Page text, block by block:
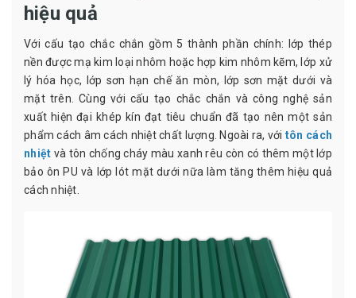
hiệu quả
Với cấu tạo chắc chắn gồm 5 thành phần chính: lớp thép
nền được mạ kim loại nhôm hoặc hợp kim nhôm kẽm, lớp xử
lý hóa học, lớp sơn hạn chế ăn mòn, lớp sơn mặt dưới và
mặt trên. Cùng với cấu tạo chắc chắn và công nghệ sản
xuất hiện đại khép kín đạt tiêu chuẩn đã tạo nên một sản
phẩm cách âm cách nhiệt chất lượng. Ngoài ra, với tôn cách
nhiệt và tôn chống cháy màu xanh rêu còn có thêm một lớp
bảo ôn PU và lớp lót mặt dưới nữa làm tăng thêm hiệu quả
cách nhiệt.